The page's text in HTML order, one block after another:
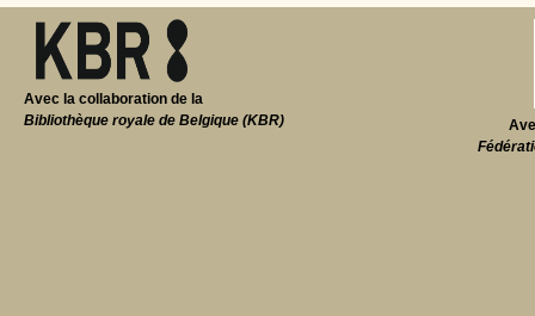
Avec la collaboration de la
Bibliothèque royale de Belgique (KBR)